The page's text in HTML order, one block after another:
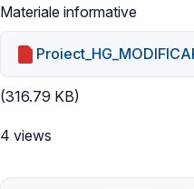
Materiale informative
(316.79 KB)
4 views